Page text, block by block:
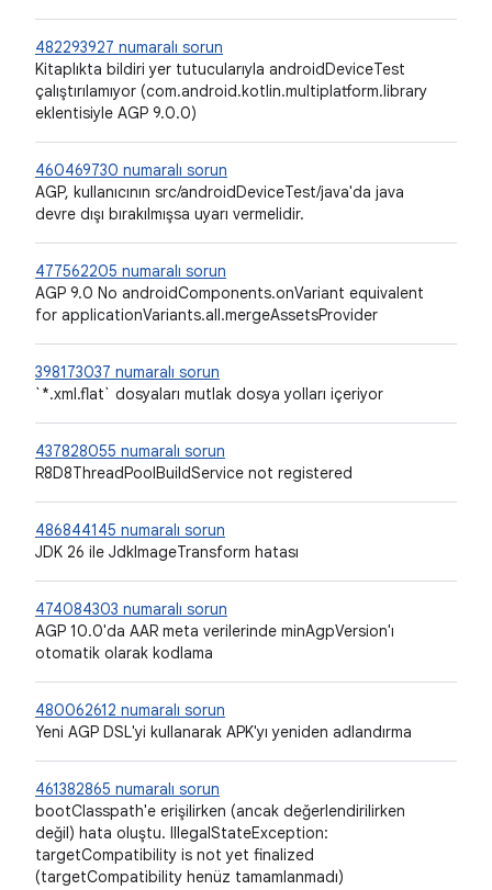
482293927 numaralı sorun
Kitaplıkta bildiri yer tutucularıyla androidDeviceTest
çalıştırılamıyor (com.android.kotlin.multiplatform.library
eklentisiyle AGP 9.0.0)
460469730 numaralı sorun
AGP, kullanıcının src/androidDeviceTest/java'da java
devre dışı bırakılmışsa uyarı vermelidir.
477562205 numaralı sorun
AGP 9.0 No androidComponents.onVariant equivalent
for applicationVariants.all.mergeAssetsProvider
398173037 numaralı sorun
`*.xml.flat` dosyaları mutlak dosya yolları içeriyor
437828055 numaralı sorun
R8D8ThreadPoolBuildService not registered
486844145 numaralı sorun
JDK 26 ile JdkImageTransform hatası
474084303 numaralı sorun
AGP 10.0'da AAR meta verilerinde minAgpVersion'ı
otomatik olarak kodlama
480062612 numaralı sorun
Yeni AGP DSL'yi kullanarak APK'yı yeniden adlandırma
461382865 numaralı sorun
bootClasspath'e erişilirken (ancak değerlendirilirken
değil) hata oluştu. IllegalStateException:
targetCompatibility is not yet finalized
(targetCompatibility henüz tamamlanmadı)